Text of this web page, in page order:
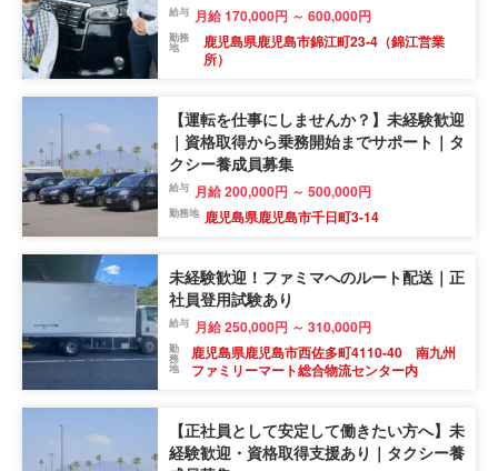
給与 月給 170,000円 ～ 600,000円
勤務
地
鹿児島県鹿児島市錦江町23-4（錦江営業
所）
【運転を仕事にしませんか？】未経験歓迎
｜資格取得から乗務開始までサポート｜タ
クシー養成員募集
給与 月給 200,000円 ～ 500,000円
勤務地 鹿児島県鹿児島市千日町3-14
未経験歓迎！ファミマへのルート配送｜正
社員登用試験あり
給与 月給 250,000円 ～ 310,000円
勤
務
地
鹿児島県鹿児島市西佐多町4110-40 南九州
ファミリーマート総合物流センター内
【正社員として安定して働きたい方へ】未
経験歓迎・資格取得支援あり｜タクシー養